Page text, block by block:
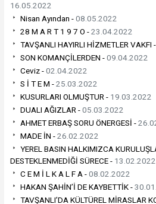
16.05.2022
Nisan Ayından -08.05.2022
28 M A R T 1 9 7 O -23.04.2022
TAVŞANLI HAYIRLI HİZMETLER VAKFI -
SON KOMANÇİLERDEN -09.04.2022
Ceviz -02.04.2022
S İ T E M -25.03.2022
KUSURLARI OLMUŞTUR - 19.03.2022
DUALI AĞIZLAR -05.03.2022
AHMET ERBAŞ SORU ÖNERGESİ -
MADE İN -26.02.2022
YEREL BASIN HALKIMIZCA
DESTEKLENMEDİĞİ SÜRECE - 13.02.2022
C E M İ L K A L F A -08.02.2022
HAKAN ŞAHİN’İ DE KAYBETTİK -
TAVŞANLI’DA KÜLTÜREL MİRASLAR